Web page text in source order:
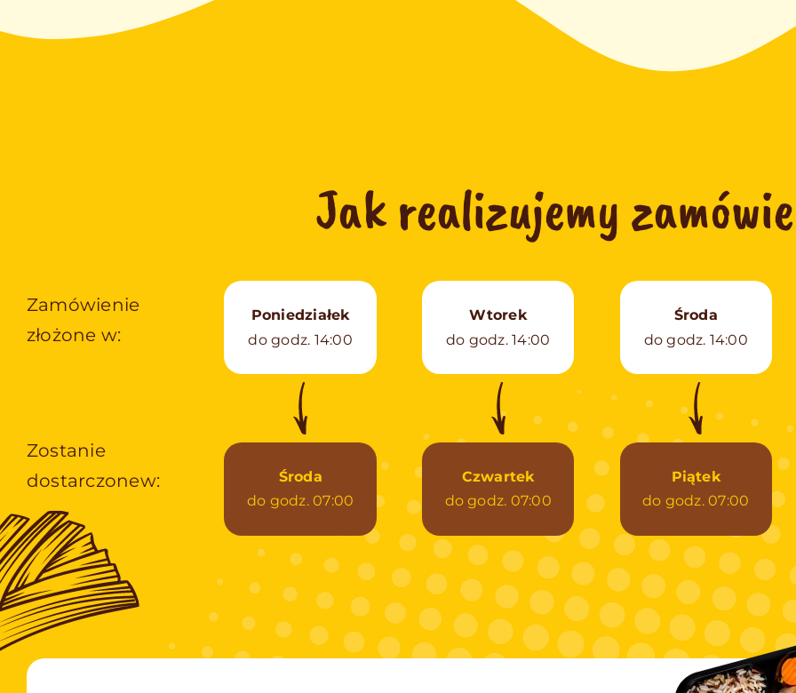
Jak realizujemy
Zamówienie
złożone w:
Zostanie
dostarczonew:
Poniedziałek
do godz. 14:00
Środa
do godz. 07:00
Wtorek
do godz. 14:00
Czwartek
do godz. 07:00
Środa
do godz. 14:00
Piątek
do godz. 07:00